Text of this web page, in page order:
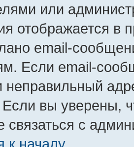
или
отображается в
email-
Если email-
неправильный
вы уверены,
связаться с
к началу